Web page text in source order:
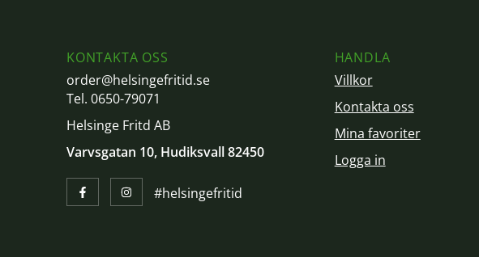
KONTAKTA OSS
order@helsingefritid.se
Tel. 0650-79071
Helsinge Fritd AB
Varvsgatan 10, Hudiksvall 82450
#helsingefritid
HANDLA
Villkor
Kontakta oss
Mina favoriter
Logga in